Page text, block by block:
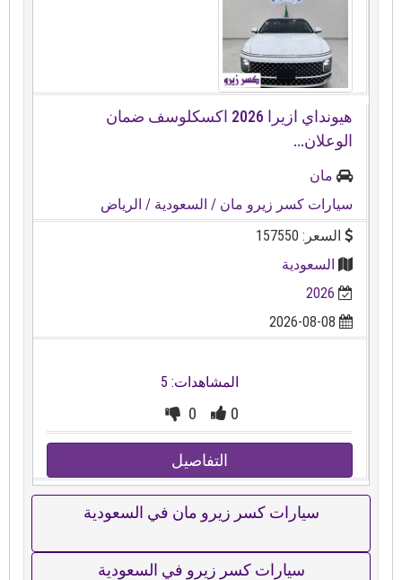
هيونداي ازيرا ⁦⁦2026⁩⁩ اكسكلوسف ضمان
الوعلان...
مان
سيارات كسر زيرو مان/ السعودية/ الرياض
السعر: 157550
السعودية
2026
2026-08-08
المشاهدات: 5
0
0
التفاصيل
سيارات كسر زيرو مان في السعودية
سيارات كسر زيرو في السعودية